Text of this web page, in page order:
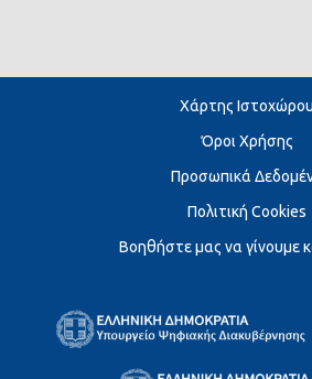
Χάρτης Ιστοχώρου
Όροι Χρήσης
Προσωπικά
Πολιτική Cookies
Βοηθήστε μας να γίνουμε